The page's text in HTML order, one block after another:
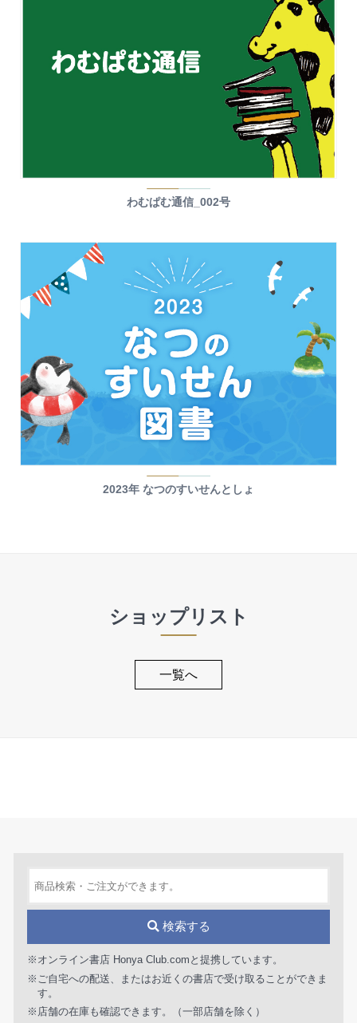
わむぱむ通信_002号
2023年 なつのすいせんとしょ
ショップリスト
一覧へ
検索する
※オンライン書店 Honya Club.comと提携しています。
※ご自宅への配送、またはお近くの書店で受け取ることができま
す。
※店舗の在庫も確認できます。（一部店舗を除く）